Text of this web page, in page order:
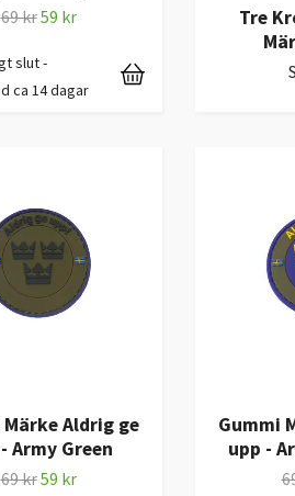
69 kr59 kr
slut -
ca 14 dagar
Tre
Märke Aldrig ge
Army Green
69 kr59 kr
Gummi
upp -